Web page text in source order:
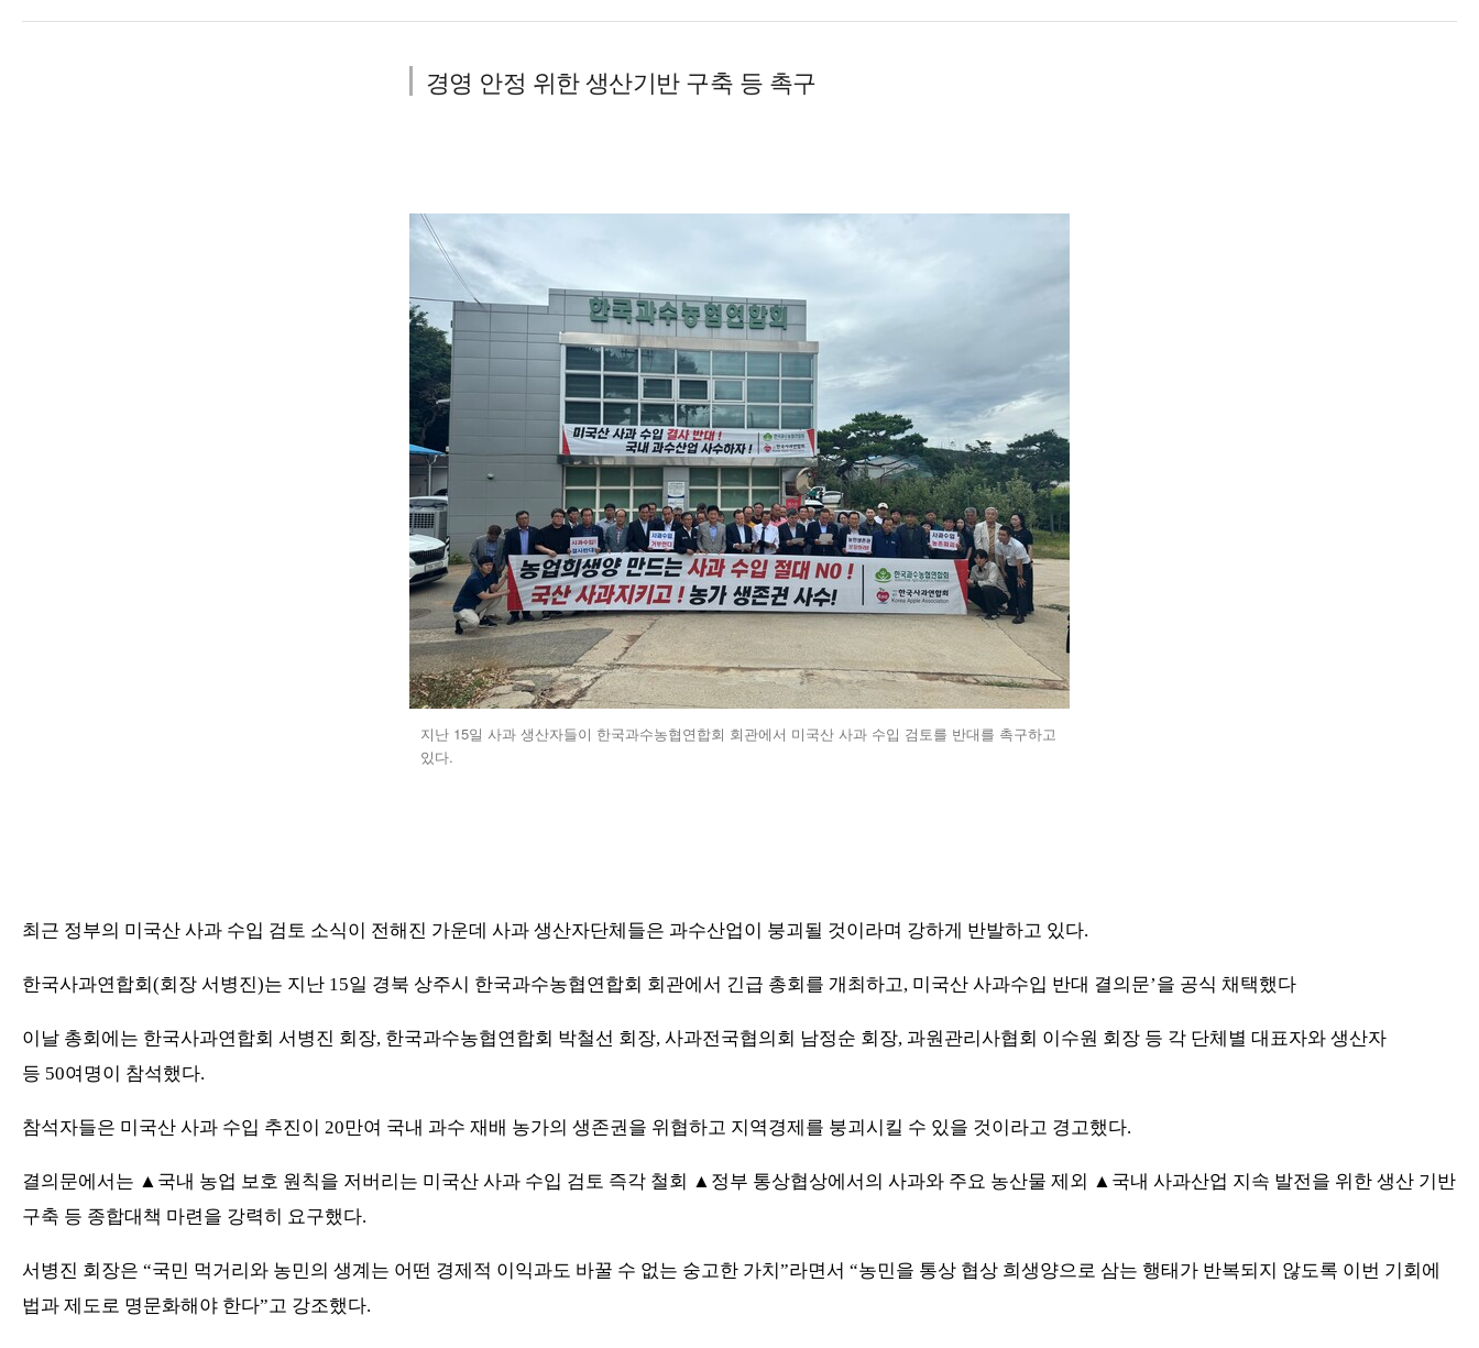
경영 안정 위한 생산기반 구축 등 촉구
지난 15일 사과 생산자들이 한국과수농협연합회 회관에서 미국산 사과 수입 검토를 반대를 촉구하고
있다.
최근 정부의 미국산 사과 수입 검토 소식이 전해진 가운데 사과 생산자단체들은 과수산업이 붕괴될 것이라며 강하게 반발하고 있다.
한국사과연합회 (회장 서병진)는 지난 15일 경북 상주시 한국과수농협연합회 회관에서 긴급 총회를 개최하고, 미국산 사과수입 반대 결의문’을 공식 채택했다
이날 총회에는 한국사과연합회 서병진 회장, 한국과수농협연합회 박철선 회장, 사과전국협의회 남정순 회장, 과원관리사협회 이수원 회장 등 각 단체별 대표자와 생산자
등 50여명이 참석했다.
참석자들은 미국산 사과 수입 추진이 20만여 국내 과수 재배 농가의 생존권을 위협하고 지역경제를 붕괴시킬 수 있을 것이라고 경고했다.
결의문에서는 ▲ 국내 농업 보호 원칙을 저버리는 미국산 사과 수입 검토 즉각 철회 ▲ 정부 통상협상에서의 사과와 주요 농산물 제외 ▲ 국내 사과산업 지속 발전을 위한 생산 기반
구축 등 종합대책 마련을 강력히 요구했다.
서병진 회장은 “국민 먹거리와 농민의 생계는 어떤 경제적 이익과도 바꿀 수 없는 숭고한 가치 ”라면서 “농민을 통상 협상 희생양으로 삼는 행태가 반복되지 않도록 이번 기회에
법과 제도로 명문화해야 한다”고 강조했다.